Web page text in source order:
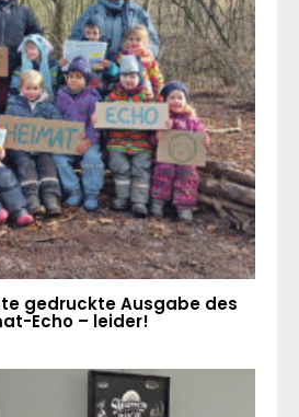
gedruckte Ausgabe des
Echo – leider!